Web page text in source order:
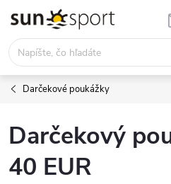
obsah
Darčekové poukážky
Darčekový
40 EUR